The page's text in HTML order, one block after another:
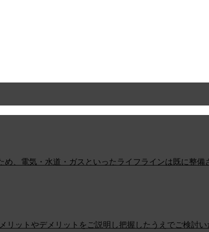
、電気・水道・ガスといったライフラインは既に整備
ットやデメリットをご説明し把握したうえでご検討い